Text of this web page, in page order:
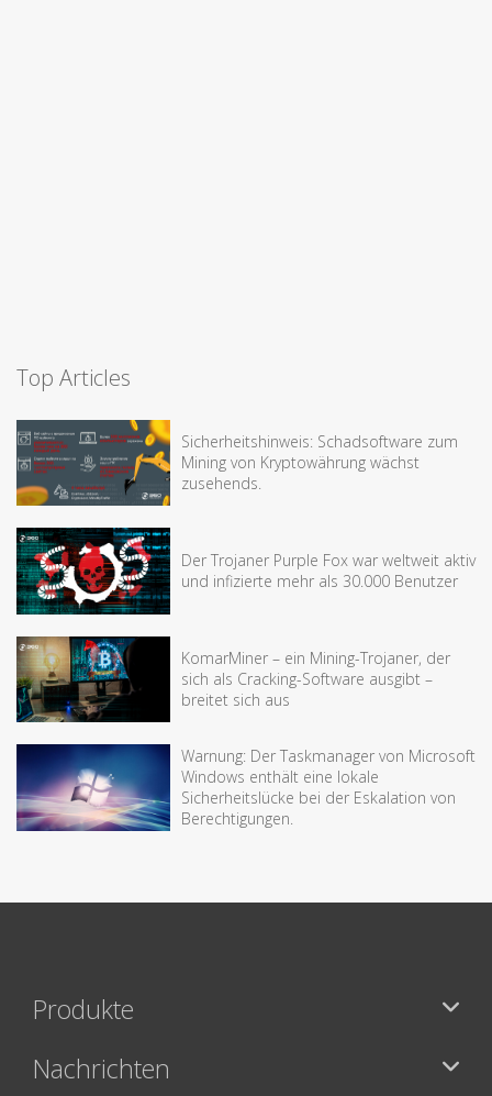
Top Articles
Sicherheitshinweis: Schadsoftware zum
Mining von Kryptowährung wächst
zusehends.
Der Trojaner Purple Fox war weltweit aktiv
und infizierte mehr als 30.000 Benutzer
KomarMiner – ein Mining-Trojaner, der
sich als Cracking-Software ausgibt –
breitet sich aus
Warnung: Der Taskmanager von Microsoft
Windows enthält eine lokale
Sicherheitslücke bei der Eskalation von
Berechtigungen.
Produkte
Nachrichten